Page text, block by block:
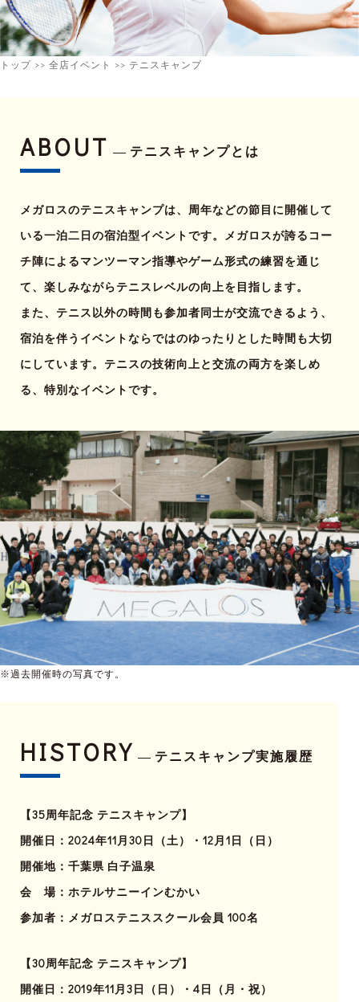
トップ >> 全店イベント >> テニスキャンプ
ABOUT テニスキャンプとは
メガロスのテニスキャンプは、周年などの節目に開催して
いる一泊二日の宿泊型イベントです。メガロスが誇るコー
チ陣によるマンツーマン指導やゲーム形式の練習を通じ
て、楽しみながらテニスレベルの向上を目指します。
また、テニス以外の時間も参加者同士が交流できるよう、
宿泊を伴うイベントならではのゆったりとした時間も大切
にしています。テニスの技術向上と交流の両方を楽しめ
る、特別なイベントです。
※過去開催時の写真です。
HISTORY テニスキャンプ実施履歴
【35周年記念 テニスキャンプ】
開催日：2024年11月30日（土）・12月1日（日）
開催地：千葉県 白子温泉
会 場：ホテルサニーインむかい
参加者：メガロステニススクール会員 100名
【30周年記念 テニスキャンプ】
開催日：2019年11月3日（日）・4日（月・祝）